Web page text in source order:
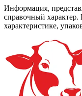
Информация,
справочный
характеристике,